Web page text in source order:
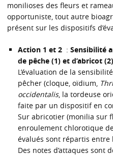
monilioses des fleurs et
opportuniste, tout autre
présent sur les dispositifs
Action 1 et 2 : Sensibilité
de pêche (1) et d’abricot (2)
L’évaluation de la
pêcher (cloque, oïdium,
occidentalis, la tordeuse
faite par un dispositif en
Sur abricotier (monilia sur
enroulement chlorotique
évalués sont répartis entre
Des notes d’attaques sont